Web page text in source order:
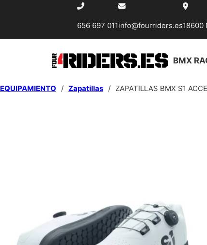
656 697 011info@fourriders.es18600
BMX
EQUIPAMIENTO / Zapatillas / ZAPATILLAS BMX S1